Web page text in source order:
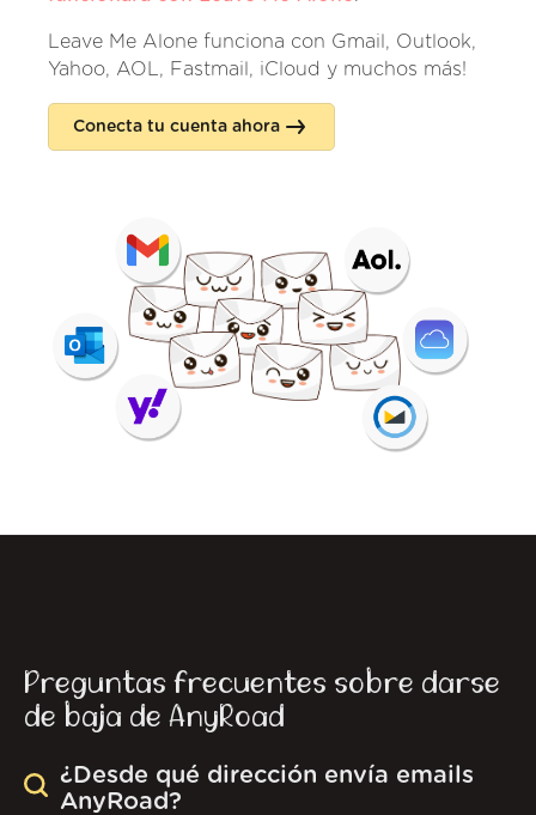
Leave Me Alone funciona con Gmail, Outlook,
Yahoo, AOL, Fastmail, iCloud y muchos más!
Conecta tu cuenta ahora
Preguntas frecuentes sobre darse
de baja de AnyRoad
¿Desde qué dirección envía emails
AnyRoad?